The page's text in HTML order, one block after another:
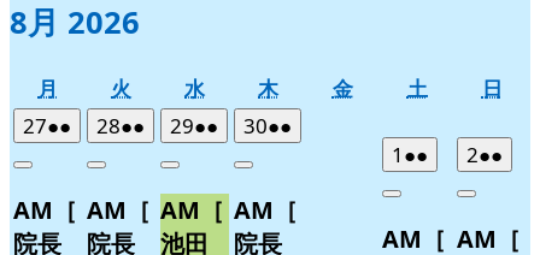
8月 2026
月
曜
日
火
曜
日
水水
曜
日
木木
曜
日
金金
土土
日
日
日
272026
年
月
27
●●
件
イ
ベ
Close
AM［
院長
282026
年
月
28
●●
件
イ
ベ
Close
AM［
院長
292026
年
月
29
●●
件
イ
ベ
Close
AM［
池田
302026
年
月
30
●●
件
イ
Close
AM［
院長
1 2026
年
月
●●
件
イ
Close
AM［
22026
年
月
●●
件
イ
Close
AM［